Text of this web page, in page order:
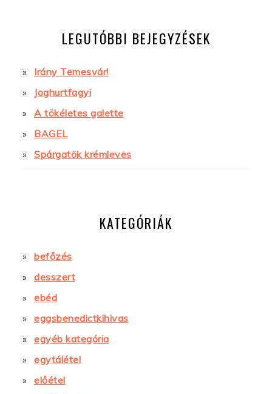
LEGUTÓBBI BEJEGYZÉSEK
Irány Temesvár!
Joghurtfagyi
A tökéletes galette
BAGEL
Spárgatök krémleves
KATEGÓRIÁK
befőzés
desszert
ebéd
eggsbenedictkihivas
egyéb kategória
egytálétel
előétel